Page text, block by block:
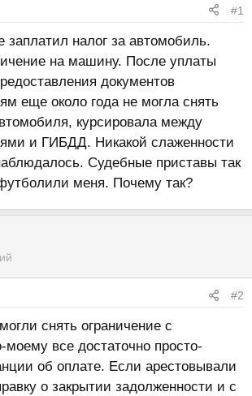
#1
налог за автомобиль.
на машину. После уплаты
документов
еще около года не могла снять
курсировала между
и ГИБДД. Никакой слаженности
Судебные приставы так
меня. Почему так?
#2
снять ограничение с
все достаточно просто-
об оплате. Если арестовывали
о закрытии задолженности и с